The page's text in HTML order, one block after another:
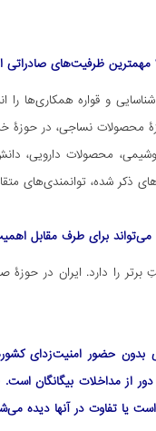
ظرفیت‌های صادراتی
و قواره همکاری‌ها را
نساجی، در حوزۀ
محصولات دارویی،
ذکر شده، توانمندی‌های
برای طرف مقابل
را دارد. ایران در حوزۀ
بدون حضور امنیت‌زدای
از مداخلات بیگانگان
یا تفاوت در آنها دیده